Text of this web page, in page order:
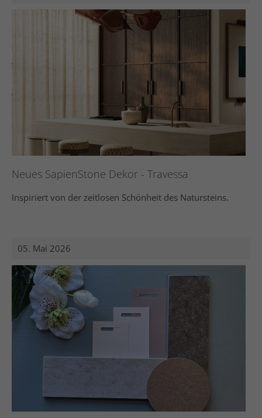
Neues SapienStone Dekor - Travessa
Inspiriert von der zeitlosen Schönheit des Natursteins.
05. Mai 2026